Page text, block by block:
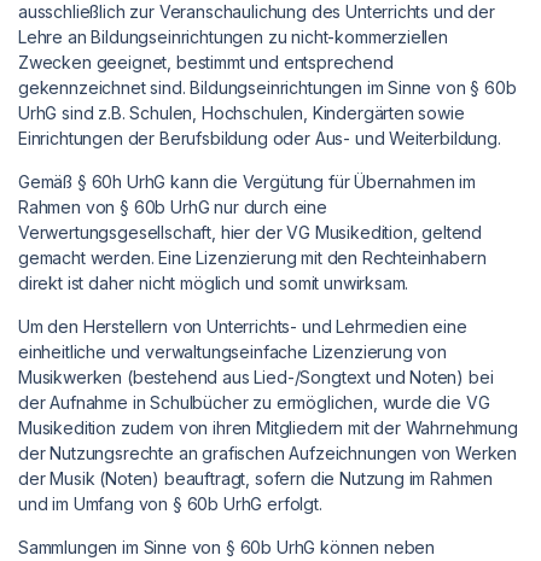
ausschließlich zur Veranschaulichung des Unterrichts und der
Lehre an Bildungseinrichtungen zu nicht-kommerziellen
Zwecken geeignet, bestimmt und entsprechend
gekennzeichnet sind. Bildungseinrichtungen im Sinne von § 60b
UrhG sind z.B. Schulen, Hochschulen, Kindergärten sowie
Einrichtungen der Berufsbildung oder Aus- und Weiterbildung.
Gemäß § 60h UrhG kann die Vergütung für Übernahmen im
Rahmen von § 60b UrhG nur durch eine
Verwertungsgesellschaft, hier der VG Musikedition, geltend
gemacht werden. Eine Lizenzierung mit den Rechteinhabern
direkt ist daher nicht möglich und somit unwirksam.
Um den Herstellern von Unterrichts- und Lehrmedien eine
einheitliche und verwaltungseinfache Lizenzierung von
Musikwerken (bestehend aus Lied-/Songtext und Noten) bei
der Aufnahme in Schulbücher zu ermöglichen, wurde die VG
Musikedition zudem von ihren Mitgliedern mit der Wahrnehmung
der Nutzungsrechte an grafischen Aufzeichnungen von Werken
der Musik (Noten) beauftragt, sofern die Nutzung im Rahmen
und im Umfang von § 60b UrhG erfolgt.
Sammlungen im Sinne von § 60b UrhG können neben